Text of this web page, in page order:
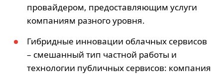
провайдером, предоставляющим услуги
компаниям разного уровня.
Гибридные инновации облачных сервисов
– смешанный тип частной работы и
технологии публичных сервисов: компания